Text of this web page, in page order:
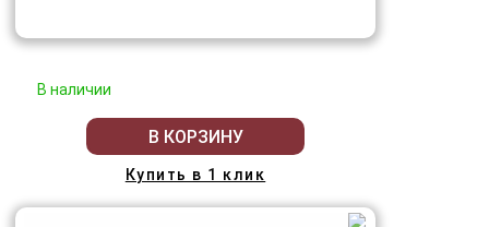
В наличии
В КОРЗИНУ
Купить в 1 клик